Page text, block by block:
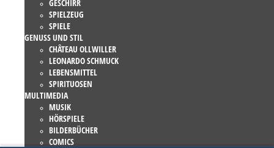
GESCHIRR
SPIELZEUG
SPIELE
GENUSS UND STIL
CHÂTEAU OLLWILLER
LEONARDO SCHMUCK
LEBENSMITTEL
SPIRITUOSEN
MULTIMEDIA
MUSIK
HÖRSPIELE
BILDERBÜCHER
COMICS